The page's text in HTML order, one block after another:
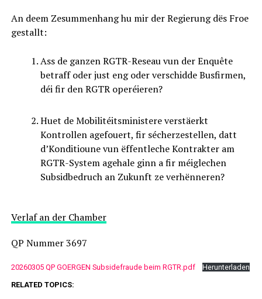
An deem Zesummenhang hu mir der Regierung dës Froe
gestallt:
Ass de ganzen RGTR-Reseau vun der Enquête
betraff oder just eng oder verschidde Busfirmen,
déi fir den RGTR operéieren?
Huet de Mobilitéitsministere verstäerkt
Kontrollen agefouert, fir sécherzestellen, datt
d’Konditioune vun ëffentleche Kontrakter am
RGTR-System agehale ginn a fir méiglechen
Subsidbedruch an Zukunft ze verhënneren?
Verlaf an der Chamber
QP Nummer 3697
20260305 QP GOERGEN Subsidefraude beim RGTR.pdf
Herunterladen
RELATED TOPICS: